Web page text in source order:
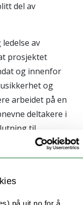
på uit.no for å
del av
av
prosjektet
og innenfor
og
arbeidet på en
deltakere i
til
til Programstyret
delta i relevante